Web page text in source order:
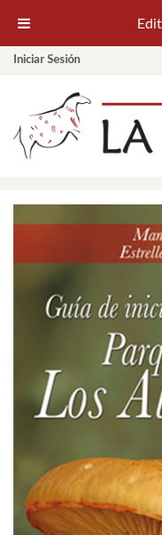
Iniciar Sesión